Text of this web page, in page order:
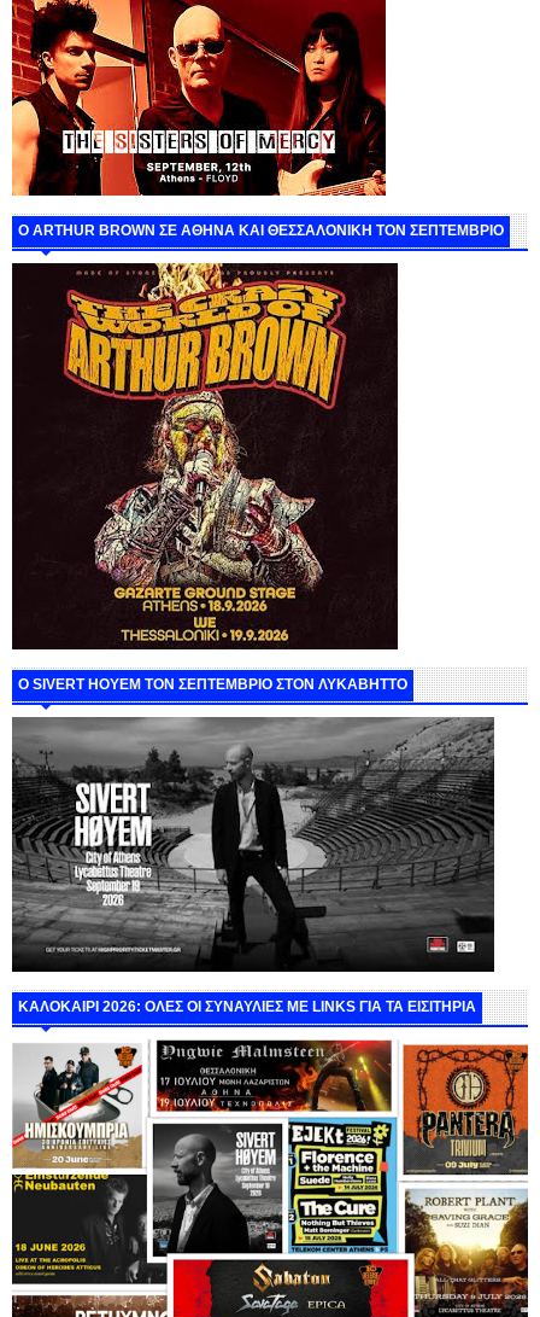
O ARTHUR BROWN ΣΕ ΑΘΗΝΑ ΚΑΙ ΘΕΣΣΑΛΟΝΙΚΗ ΤΟΝ ΣΕΠΤΕΜΒΡΙΟ
Ο SIVERT HOYEM ΤΟΝ ΣΕΠΤΕΜΒΡΙΟ ΣΤΟΝ ΛΥΚΑΒΗΤΤΟ
ΚΑΛΟΚΑΙΡΙ 2026: ΟΛΕΣ ΟΙ ΣΥΝΑΥΛΙΕΣ ΜΕ LINKS ΓΙΑ ΤΑ ΕΙΣΙΤΗΡΙΑ